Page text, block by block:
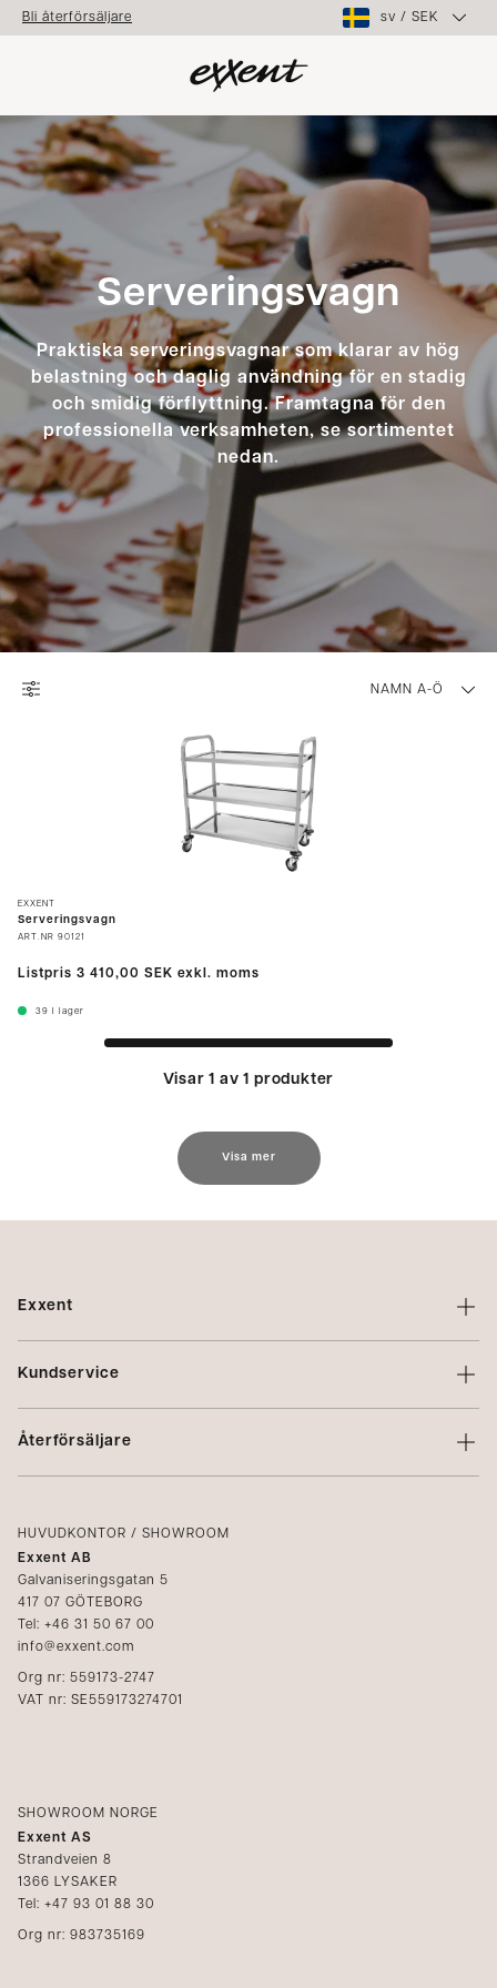
Bli återförsäljare sv / SEK
Serveringsvagn
Praktiska serveringsvagnar som klarar av hög
belastning och daglig användning för en stadig
och smidig förflyttning. Framtagna för den
professionella verksamheten, se sortimentet
nedan.
NAMN A-Ö
EXXENT
Serveringsvagn
ART.NR 90121
Listpris 3 410,00 SEK exkl. moms
39 I lager
Visar 1 av 1 produkter
Visa mer
Exxent
Om Exxent
Profilering
Integritetspolicy
Kundservice
Kontakta oss
Återförsäljare
Kataloger
Mediabank
Bli återförsäljare
HUVUDKONTOR / SHOWROOM
Exxent AB
Galvaniseringsgatan 5
417 07 GÖTEBORG
Tel: +46 31 50 67 00
info@exxent.com
Org nr: 559173-2747
VAT nr: SE559173274701
SHOWROOM NORGE
Exxent AS
Strandveien 8
1366 LYSAKER
Tel: +47 93 01 88 30
Org nr: 983735169